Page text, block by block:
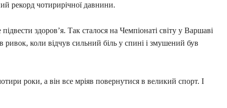
рекорд чотирирічної давнини.
здоров’я. Так сталося на Чемпіонаті світу у Варшаві
коли відчув сильний біль у спині і змушений був
роки, а він все мріяв повернутися в великий спорт. І